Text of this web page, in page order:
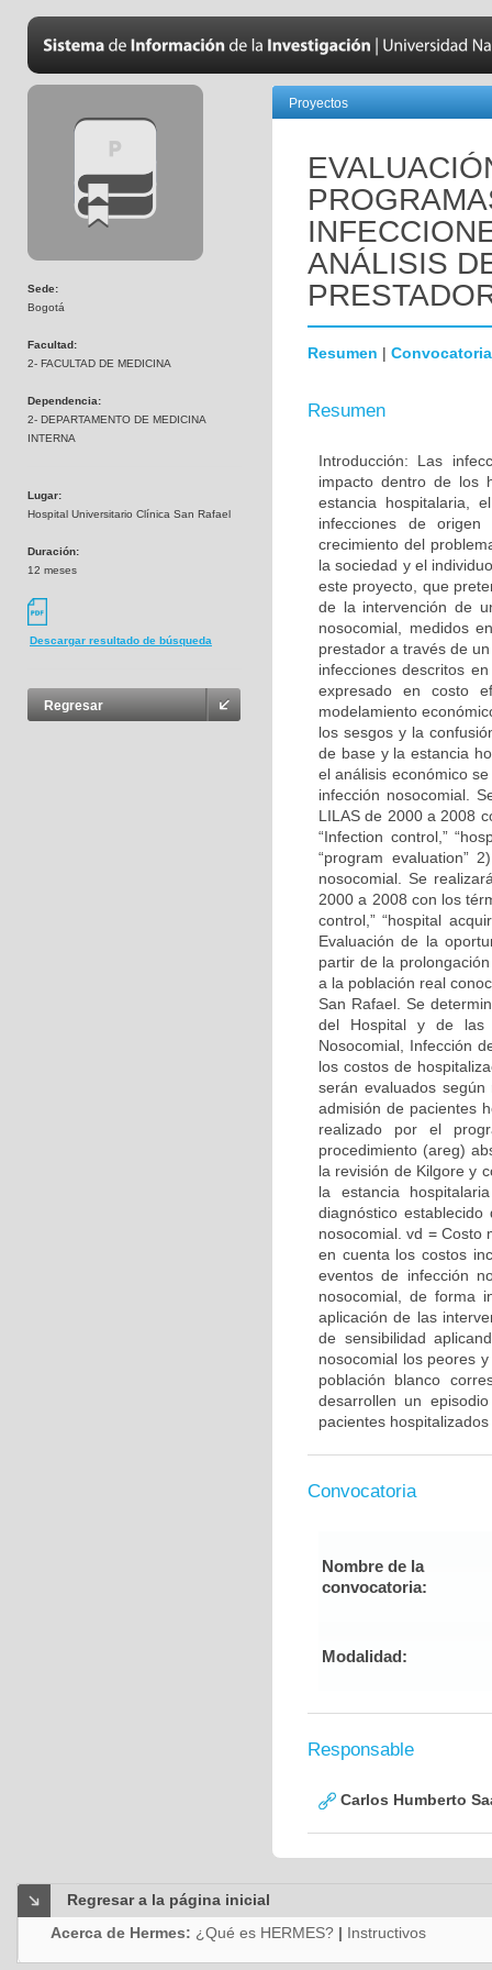
Sede:
Bogotá
Facultad:
2- FACULTAD DE MEDICINA
Dependencia:
2- DEPARTAMENTO DE MEDICINA
INTERNA
Lugar:
Hospital Universitario Clínica San Rafael
Duración:
12 meses
Descargar resultado de búsqueda
Regresar
Proyectos
ANÁLISIS
Resumen | Convocatoria
Resumen
Introducción: Las
impacto dentro de los
estancia hospitalaria,
infecciones de origen
crecimiento del
la sociedad y el
este proyecto, que
de la intervención de
nosocomial, medidos
prestador a través de
infecciones descritos
expresado en costo
modelamiento
los sesgos y la
de base y la estancia
el análisis económico
infección nosocomial.
LILAS de 2000 a 2008
“Infection control,”
“program evaluation”
nosocomial. Se
2000 a 2008 con los
control,” “hospital
Evaluación de la
partir de la
a la población real
San Rafael. Se
del Hospital y de las
Nosocomial, Infección
los costos de
serán evaluados
admisión de pacientes
realizado por el
procedimiento (areg)
la revisión de Kilgore y
la estancia
diagnóstico
nosocomial. vd = Costo
en cuenta los costos
eventos de infección
nosocomial, de forma
aplicación de las
de sensibilidad
nosocomial los peores
población blanco
desarrollen un
pacientes
Convocatoria
Nombre de la
convocatoria:
Modalidad:
Responsable
Carlos Humberto
Regresar a la página inicial
Acerca de Hermes: ¿Qué es HERMES? | Instructivos